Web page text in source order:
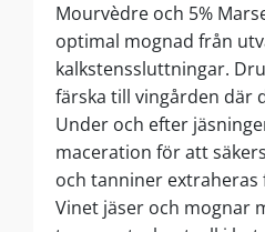
Mourvèdre och 5%
optimal mognad från
kalkstenssluttningar.
färska till vingården där
Under och efter
maceration för att
och tanniner extraheras
Vinet jäser och mognar